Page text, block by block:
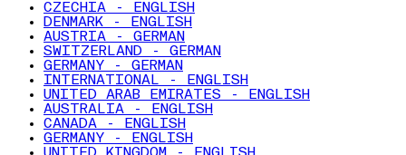
CZECHIA - ENGLISH
DENMARK - ENGLISH
AUSTRIA - GERMAN
SWITZERLAND - GERMAN
GERMANY - GERMAN
INTERNATIONAL - ENGLISH
UNITED ARAB EMIRATES - ENGLISH
AUSTRALIA - ENGLISH
CANADA - ENGLISH
GERMANY - ENGLISH